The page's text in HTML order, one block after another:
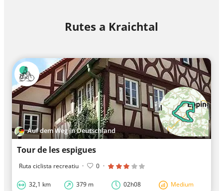
Rutes a Kraichtal
Auf dem Weg in Deutschland
Tour de les espigues
Ruta ciclista recreatiu · 0 ·
32,1 km 379 m 02h08 Medium